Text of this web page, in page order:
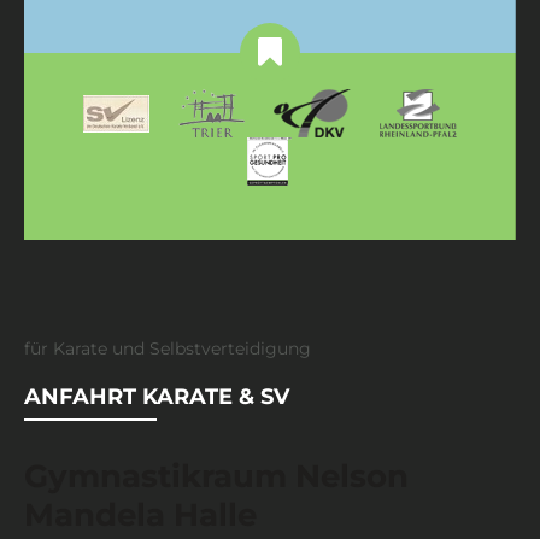
für Karate und Selbstverteidigung
ANFAHRT KARATE & SV